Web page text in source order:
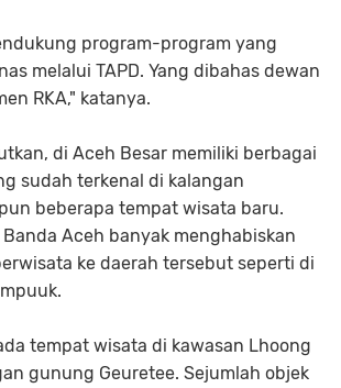
program-program yang
melalui TAPD. Yang dibahas dewan
RKA," katanya.
di Aceh Besar memiliki berbagai
sudah terkenal di kalangan
beberapa tempat wisata baru.
Aceh banyak menghabiskan
ke daerah tersebut seperti di
tempat wisata di kawasan Lhoong
gunung Geuretee. Sejumlah objek